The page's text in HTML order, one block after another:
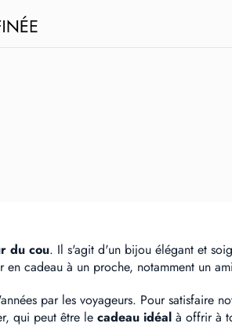
du cou. Il s'agit d'un bijou élégant et
cadeau à un proche, notamment un
par les voyageurs. Pour satisfaire
qui peut être le cadeau idéal à offrir à